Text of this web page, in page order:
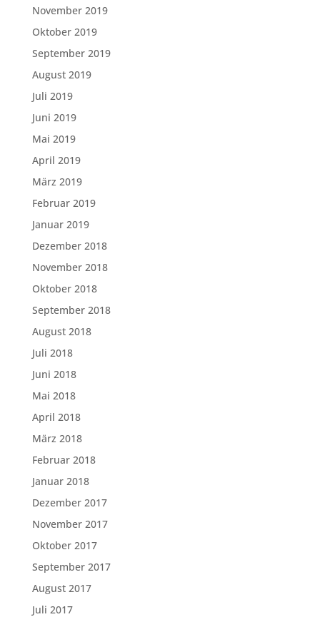
November 2019
Oktober 2019
September 2019
August 2019
Juli 2019
Juni 2019
Mai 2019
April 2019
März 2019
Februar 2019
Januar 2019
Dezember 2018
November 2018
Oktober 2018
September 2018
August 2018
Juli 2018
Juni 2018
Mai 2018
April 2018
März 2018
Februar 2018
Januar 2018
Dezember 2017
November 2017
Oktober 2017
September 2017
August 2017
Juli 2017